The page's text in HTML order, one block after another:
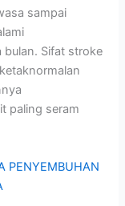
sampai
bulan. Sifat stroke
paling seram